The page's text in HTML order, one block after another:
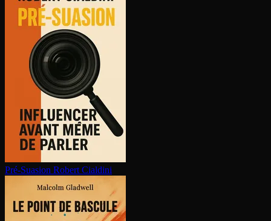
Pré-Suasion Robert Cialdini